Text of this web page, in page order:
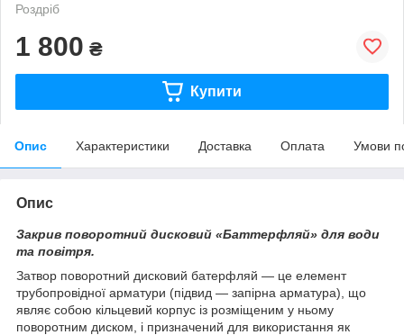
Роздріб
1 800 ₴
Купити
Опис Характеристики Доставка Оплата Умови
Опис
Закрив поворотний дисковий «Баттерфляй» для води
та повітря.
Затвор поворотний дисковий батерфляй — це елемент
трубопровідної арматури (підвид — запірна арматура), що
являє собою кільцевий корпус із розміщеним у ньому
поворотним диском, і призначений для використання як